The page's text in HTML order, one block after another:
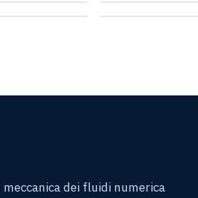
dei fluidi numerica